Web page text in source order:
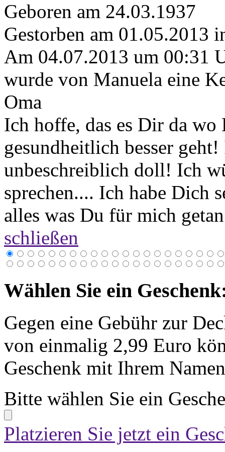
Geboren am 24.03.1937
Gestorben am 01.05.2013
Am 04.07.2013 um 00:31
wurde von Manuela eine
Oma
Ich hoffe, das es Dir da wo
gesundheitlich besser
unbeschreiblich doll! Ich
sprechen.... Ich habe Dich
alles was Du für mich
schließen
Wählen Sie ein
Gegen eine Gebühr zur
von einmalig 2,99 Euro
Geschenk mit Ihrem
Bitte wählen Sie ein
Platzieren Sie jetzt ein